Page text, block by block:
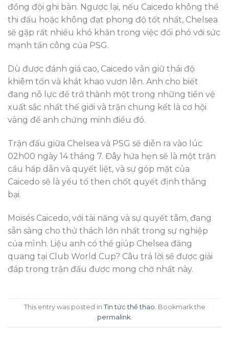
đồng đội ghi bàn. Ngược lại, nếu Caicedo không thể
thi đấu hoặc không đạt phong độ tốt nhất, Chelsea
sẽ gặp rất nhiều khó khăn trong việc đối phó với sức
mạnh tấn công của PSG.
Dù được đánh giá cao, Caicedo vẫn giữ thái độ
khiêm tốn và khát khao vươn lên. Anh cho biết
đang nỗ lực để trở thành một trong những tiền vệ
xuất sắc nhất thế giới và trận chung kết là cơ hội
vàng để anh chứng minh điều đó.
Trận đấu giữa Chelsea và PSG sẽ diễn ra vào lúc
02h00 ngày 14 tháng 7. Đây hứa hẹn sẽ là một trận
cầu hấp dẫn và quyết liệt, và sự góp mặt của
Caicedo sẽ là yếu tố then chốt quyết định thắng
bại.
Moisés Caicedo, với tài năng và sự quyết tâm, đang
sẵn sàng cho thử thách lớn nhất trong sự nghiệp
của mình. Liệu anh có thể giúp Chelsea đăng
quang tại Club World Cup? Câu trả lời sẽ được giải
đáp trong trận đấu được mong chờ nhất này.
This entry was posted in Tin tức thể thao . Bookmark the
permalink